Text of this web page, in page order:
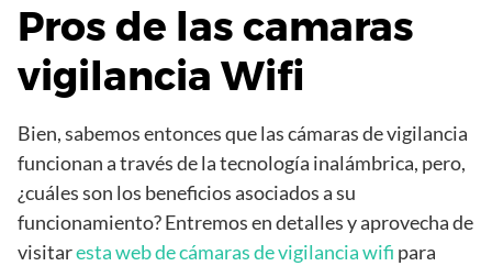
Pros de las camaras
vigilancia Wifi
Bien, sabemos entonces que las cámaras de vigilancia
funcionan a través de la tecnología inalámbrica, pero,
¿cuáles son los beneficios asociados a su
funcionamiento? Entremos en detalles y aprovecha de
visitaresta web de cámaras de vigilancia wifi para